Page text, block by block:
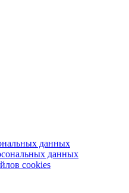
данных
данных
cookies